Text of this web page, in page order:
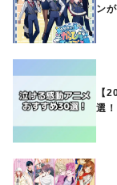
ン
【
選